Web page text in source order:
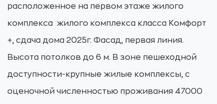
расположенное на первом этаже жилого
комплекса жилого комплекса класса Комфорт
+, сдача дома 2025г. Фасад, первая линия.
Высота потолков до 6 м. В зоне пешеходной
доступности-крупные жилые комплексы, с
оценочной численностью проживания 47000